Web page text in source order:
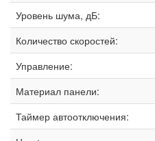
Уровень шума, дБ:
Количество скоростей:
Управление:
Материал панели:
Таймер автоотключения: